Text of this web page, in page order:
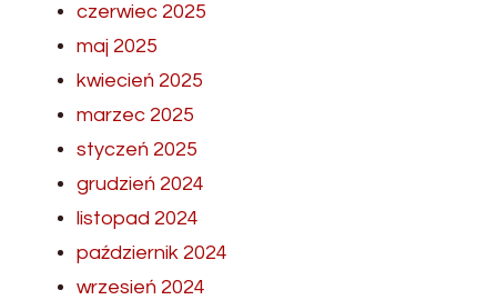
czerwiec 2025
maj 2025
kwiecień 2025
marzec 2025
styczeń 2025
grudzień 2024
listopad 2024
październik 2024
wrzesień 2024